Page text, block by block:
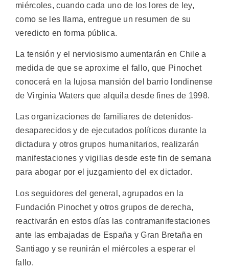
miércoles, cuando cada uno de los lores de ley,
como se les llama, entregue un resumen de su
veredicto en forma pública.
La tensión y el nerviosismo aumentarán en Chile a
medida de que se aproxime el fallo, que Pinochet
conocerá en la lujosa mansión del barrio londinense
de Virginia Waters que alquila desde fines de 1998.
Las organizaciones de familiares de detenidos-
desaparecidos y de ejecutados políticos durante la
dictadura y otros grupos humanitarios, realizarán
manifestaciones y vigilias desde este fin de semana
para abogar por el juzgamiento del ex dictador.
Los seguidores del general, agrupados en la
Fundación Pinochet y otros grupos de derecha,
reactivarán en estos días las contramanifestaciones
ante las embajadas de España y Gran Bretaña en
Santiago y se reunirán el miércoles a esperar el
fallo.